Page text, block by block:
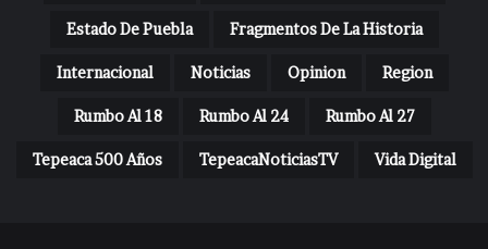
Estado De Puebla Fragmentos De La Historia
Internacional Noticias Opinion Region
Rumbo Al 18 Rumbo Al 24 Rumbo Al 27
Tepeaca 500 Años TepeacaNoticiasTV Vida Digital